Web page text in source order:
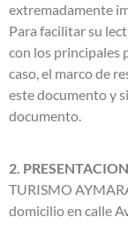
extremadamente
Para facilitar su
con los principales
caso, el marco de
este documento y
documento.
2.
TURISMO
domicilio en calle